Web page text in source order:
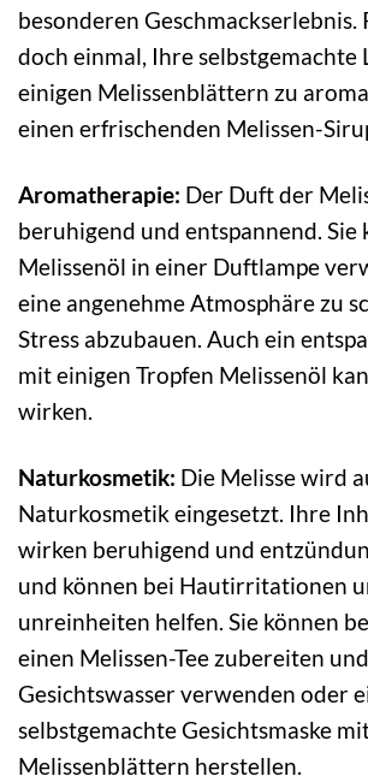
besonderen Geschmackserlebnis.
doch einmal, Ihre selbstgemachte
einigen Melissenblättern zu
einen erfrischenden Melissen-
Aromatherapie: Der Duft der
beruhigend und entspannend. Sie
Melissenöl in einer Duftlampe
eine angenehme Atmosphäre zu
Stress abzubauen. Auch ein
mit einigen Tropfen Melissenöl
wirken.
Naturkosmetik: Die Melisse wird
Naturkosmetik eingesetzt. Ihre
wirken beruhigend und
und können bei Hautirritationen
unreinheiten helfen. Sie können
einen Melissen-Tee zubereiten
Gesichtswasser verwenden oder
selbstgemachte Gesichtsmaske
Melissenblättern herstellen.